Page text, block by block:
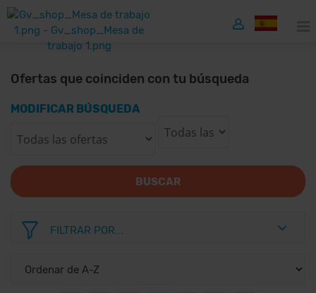
Ofertas que coinciden con tu búsqueda
MODIFICAR BÚSQUEDA
BUSCAR
FILTRAR POR...